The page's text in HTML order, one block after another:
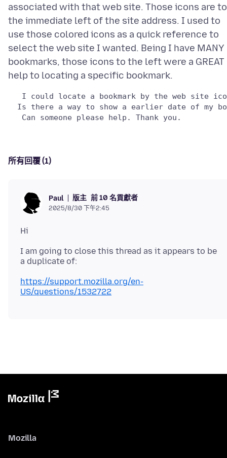
associated with that web site. Those icons are to
the immediate left of the site address. I used to
use those colored icons as a quick reference to
select the web site I wanted. Being I have MANY
bookmarks, those icons to the left were a GREAT
I could locate a bookmark by the web site
Is there a way to show a earlier date of my
所有回覆 (1)
Paul 版主 前 10 名貢獻者
2025/8/30 下午2:45
I am going to close this thread as it appears to be
https://support.mozilla.org/en-
US/questions/1532722
Mozilla